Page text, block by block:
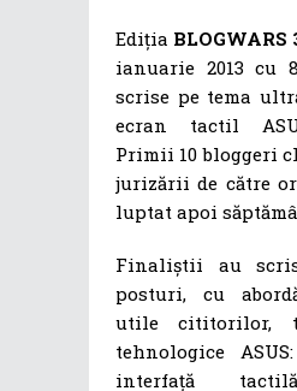
Ediția BLOGWARS
ianuarie 2013 cu
scrise pe tema
ecran tactil
Primii 10 bloggeri
jurizării de către
luptat apoi
Finaliștii au
posturi, cu
utile cititorilor,
tehnologice
interfață